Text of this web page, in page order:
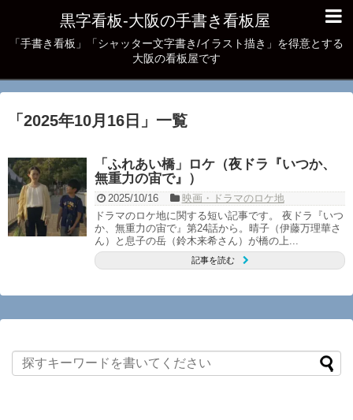
黒字看板‐大阪の手書き看板屋
「手書き看板」「シャッター文字書き/イラスト描き」を得意とする
大阪の看板屋です
「 2025年10月16日 」 一覧
「ふれあい橋」ロケ（夜ドラ『いつか、
無重力の宙で』）
2025/10/16
映画・ドラマのロケ地
ドラマのロケ地に関する短い記事です。 夜ドラ『いつ
か、無重力の宙で』第24話から。晴子（伊藤万理華さ
ん）と息子の岳（鈴木来希さん）が橋の上...
記事を読む